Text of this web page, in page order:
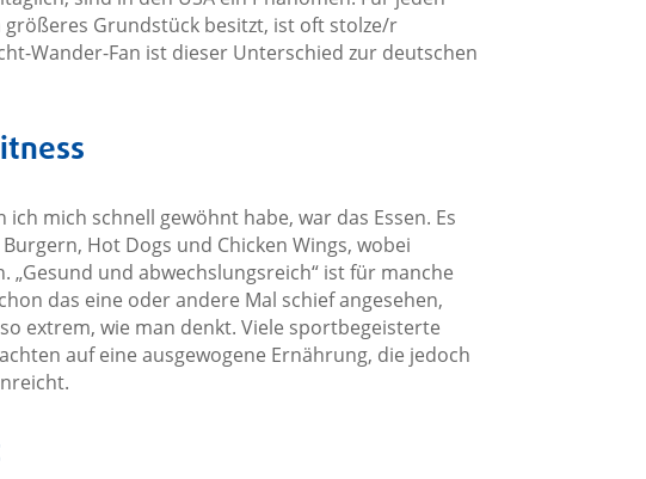
Grundstück besitzt, ist oft stolze/r
Wander-Fan ist dieser Unterschied zur deutschen
ich mich schnell gewöhnt habe, war das Essen. Es
Hot Dogs und Chicken Wings, wobei
und abwechslungsreich“ ist für manche
das eine oder andere Mal schief angesehen,
extrem, wie man denkt. Viele sportbegeisterte
auf eine ausgewogene Ernährung, die jedoch